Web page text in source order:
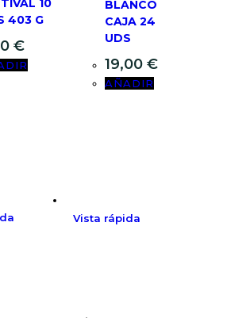
10
403 G
€
BLANCO
CAJA 24
UDS
19,00 €
AÑADIR
Vista rápida